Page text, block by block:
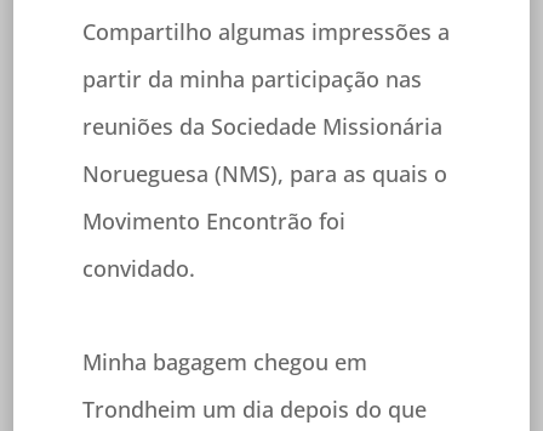
Compartilho algumas impressões a
partir da minha participação nas
reuniões da Sociedade Missionária
Norueguesa (NMS), para as quais o
Movimento Encontrão foi
convidado.
Minha bagagem chegou em
Trondheim um dia depois do que